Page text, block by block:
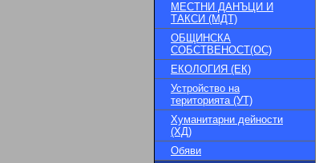
МЕСТНИ ДАНЪЦИ И
ТАКСИ (МДТ)
ОБЩИНСКА
СОБСТВЕНОСТ(ОС)
ЕКОЛОГИЯ (ЕК)
Устройство на
територията (УТ)
Хуманитарни дейности
(ХД)
Обяви